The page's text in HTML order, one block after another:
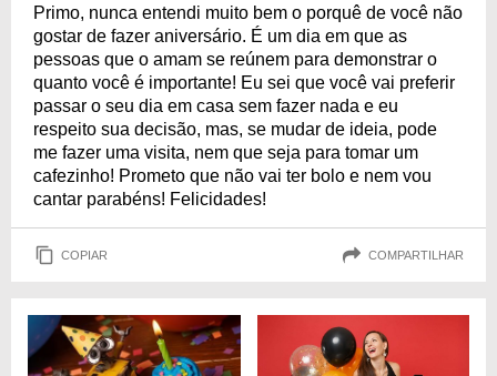
Primo, nunca entendi muito bem o porquê de você não
gostar de fazer aniversário. É um dia em que as
pessoas que o amam se reúnem para demonstrar o
quanto você é importante! Eu sei que você vai preferir
passar o seu dia em casa sem fazer nada e eu
respeito sua decisão, mas, se mudar de ideia, pode
me fazer uma visita, nem que seja para tomar um
cafezinho! Prometo que não vai ter bolo e nem vou
cantar parabéns! Felicidades!
COPIAR COMPARTILHAR